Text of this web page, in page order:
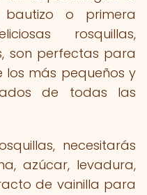
o primera
rosquillas,
son perfectas para
los más pequeños y
de todas las
necesitarás
azúcar, levadura,
de vainilla para